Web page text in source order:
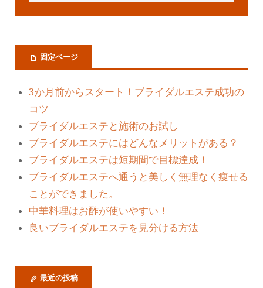
固定ページ
3か月前からスタート！ブライダルエステ成功の
コツ
ブライダルエステと施術のお試し
ブライダルエステにはどんなメリットがある？
ブライダルエステは短期間で目標達成！
ブライダルエステへ通うと美しく無理なく痩せる
ことができました。
中華料理はお酢が使いやすい！
良いブライダルエステを見分ける方法
最近の投稿